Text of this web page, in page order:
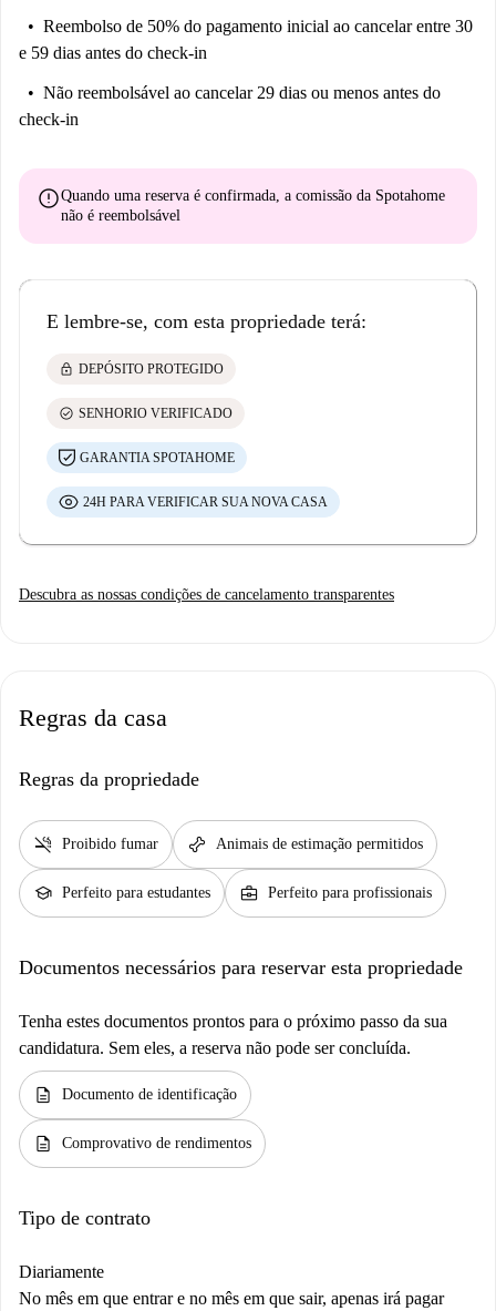
Reembolso de 50% do pagamento inicial ao cancelar entre 30
e 59 dias antes do check-in
Não reembolsável ao cancelar 29 dias ou menos antes do
check-in
errorQuando uma reserva é confirmada, a comissão da Spotahome
não é reembolsável
E lembre-se, com esta propriedade terá:
lock DEPÓSITO PROTEGIDO
check_circle SENHORIO VERIFICADO
GARANTIA SPOTAHOME
24H PARA VERIFICAR SUA NOVA CASA
Descubra as nossas condições de cancelamento transparentes
Regras da casa
Regras da propriedade
smoke_free Proibido fumar pet_supplies Animais de estimação permitidos
school Perfeito para estudantes business_center Perfeito para profissionais
Documentos necessários para reservar esta propriedade
Tenha estes documentos prontos para o próximo passo da sua
candidatura. Sem eles, a reserva não pode ser concluída.
description Documento de identificação
description Comprovativo de rendimentos
Tipo de contrato
Diariamente
No mês em que entrar e no mês em que sair, apenas irá pagar